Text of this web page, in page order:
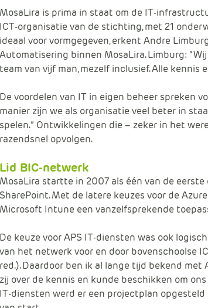
MosaLira is prima in staat om de IT-
ICT-organisatie van de stichting, met 21
ideaal voor vormgegeven, erkent Andre
Automatisering binnen MosaLira. Limburg:
team van vijf man, mezelf inclusief. Alle kennis
De voordelen van IT in eigen beheer spreken
manier zijn we als organisatie veel beter in
spelen.” Ontwikkelingen die – zeker in het
razendsnel opvolgen.
Lid BIC-netwerk
MosaLira startte in 2007 als één van de
SharePoint. Met de latere keuzes voor de
Microsoft Intune een vanzelfsprekende
De keuze voor APS IT-diensten was ook
van het netwerk voor en door bovenschoolse
red.). Daardoor ben ik al lange tijd bekend met
zij over de kennis en kunde beschikken om
IT-diensten werd er een projectplan